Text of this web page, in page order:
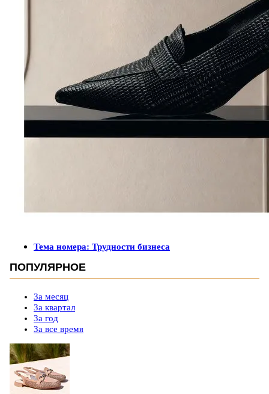
Тема номера: Трудности бизнеса
ПОПУЛЯРНОЕ
За месяц
За квартал
За год
За все время